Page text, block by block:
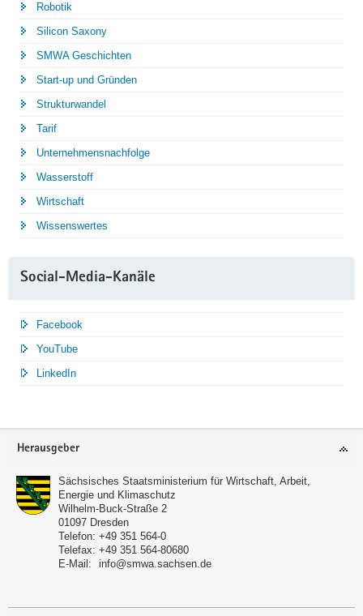
Robotik
Silicon Saxony
SMWA Geschichten
Start-up und Gründen
Strukturwandel
Tarif
Unternehmensnachfolge
Wasserstoff
Wirtschaft
Wissenswertes
Social-Media-Kanäle
Facebook
YouTube
LinkedIn
Service
Herausgeber
Sächsisches Staatsministerium für Wirtschaft, Arbeit,
Energie und Klimaschutz
Wilhelm-Buck-Straße 2
01097 Dresden
Telefon: +49 351 564-0
Telefax: +49 351 564-80680
E-Mail:
info@smwa.sachsen.de